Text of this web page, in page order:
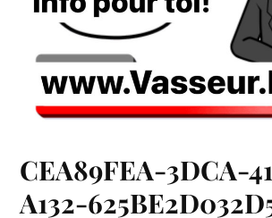
CEA89FEA-3DCA-
A132-